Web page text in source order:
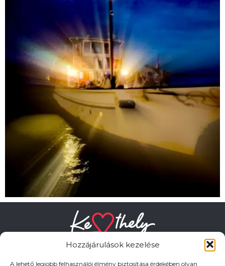
Hozzájárulások kezelése
A lehető legjobb felhasználói élmény biztosítása érdekében olyan